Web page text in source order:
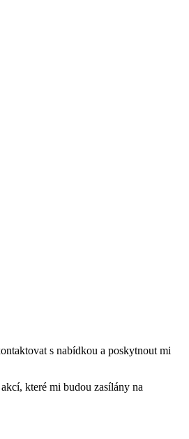
s nabídkou a poskytnout mi
které mi budou zasílány na